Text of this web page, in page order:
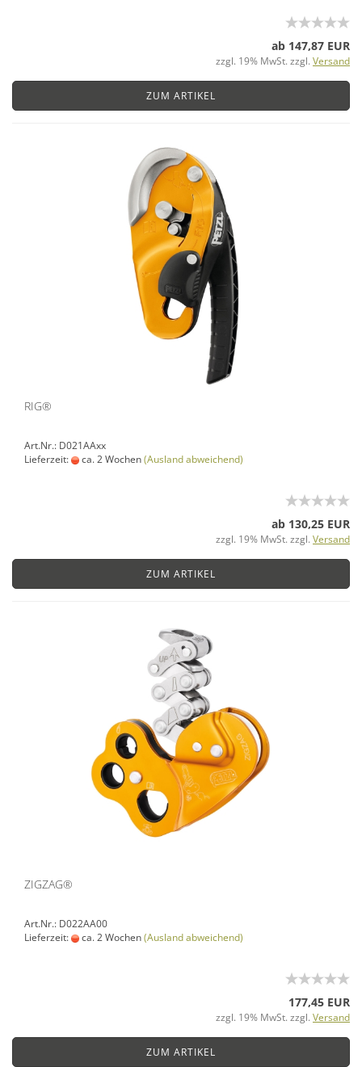
ab 147,87 EUR
zzgl. 19% MwSt. zzgl. Versand
ZUM ARTIKEL
RIG®
Art.Nr.: D021AAxx
Lieferzeit:
ca. 2 Wochen(Ausland abweichend)
ab 130,25 EUR
zzgl. 19% MwSt. zzgl. Versand
ZUM ARTIKEL
ZIGZAG®
Art.Nr.: D022AA00
Lieferzeit:
ca. 2 Wochen(Ausland abweichend)
177,45 EUR
zzgl. 19% MwSt. zzgl. Versand
ZUM ARTIKEL